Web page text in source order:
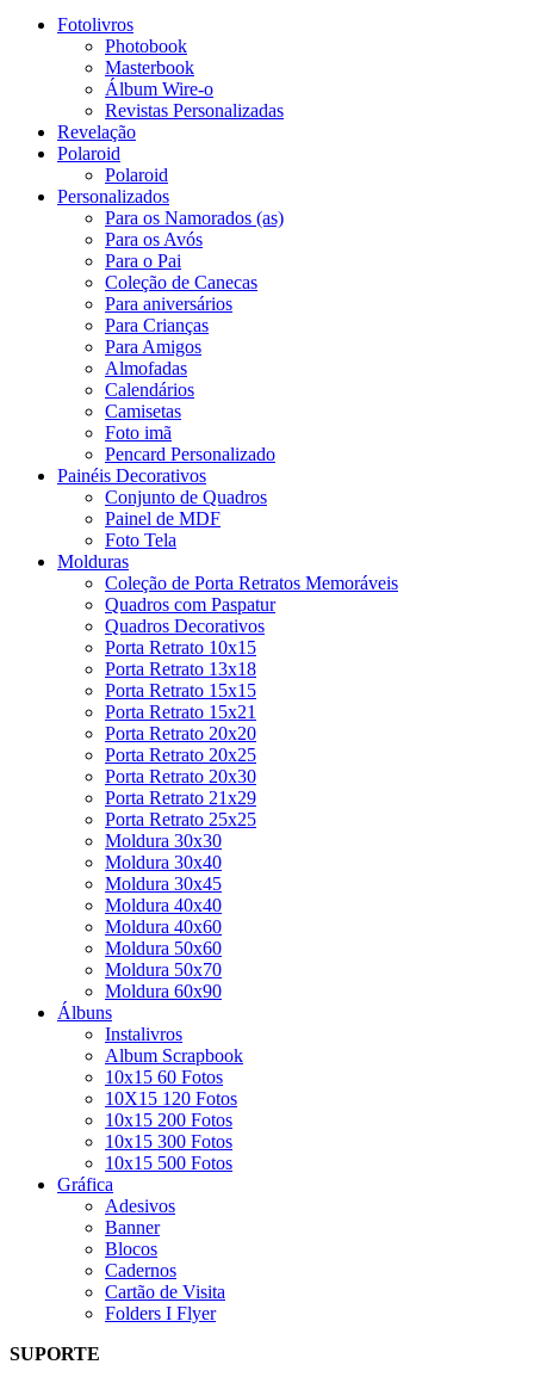
Fotolivros
Photobook
Masterbook
Álbum Wire-o
Revistas Personalizadas
Revelação
Polaroid
Polaroid
Personalizados
Para os Namorados (as)
Para os Avós
Para o Pai
Coleção de Canecas
Para aniversários
Para Crianças
Para Amigos
Almofadas
Calendários
Camisetas
Foto imã
Pencard Personalizado
Painéis Decorativos
Conjunto de Quadros
Painel de MDF
Foto Tela
Molduras
Coleção de Porta Retratos Memoráveis
Quadros com Paspatur
Quadros Decorativos
Porta Retrato 10x15
Porta Retrato 13x18
Porta Retrato 15x15
Porta Retrato 15x21
Porta Retrato 20x20
Porta Retrato 20x25
Porta Retrato 20x30
Porta Retrato 21x29
Porta Retrato 25x25
Moldura 30x30
Moldura 30x40
Moldura 30x45
Moldura 40x40
Moldura 40x60
Moldura 50x60
Moldura 50x70
Moldura 60x90
Álbuns
Instalivros
Album Scrapbook
10x15 60 Fotos
10X15 120 Fotos
10x15 200 Fotos
10x15 300 Fotos
10x15 500 Fotos
Gráfica
Adesivos
Banner
Blocos
Cadernos
Cartão de Visita
Folders I Flyer
SUPORTE